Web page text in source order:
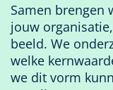
Samen brengen
jouw organisatie,
beeld. We
welke
we dit vorm